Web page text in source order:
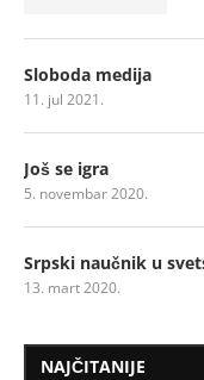
Sloboda medija
11. jul 2021.
Još se igra
5. novembar 2020.
Srpski naučnik u
13. mart 2020.
NAJČITANIJE